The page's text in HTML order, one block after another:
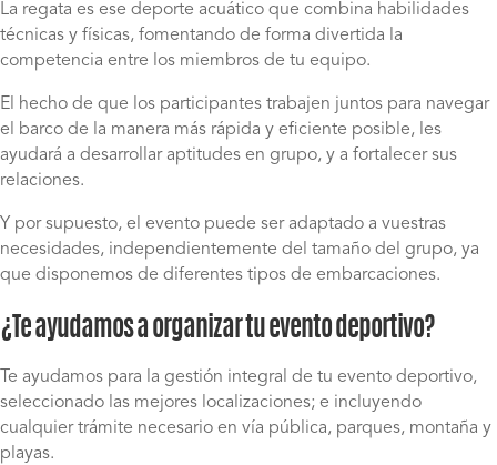
La regata es ese deporte acuático que combina habilidades
técnicas y físicas, fomentando de forma divertida la
competencia entre los miembros de tu equipo.
El hecho de que los participantes trabajen juntos para navegar
el barco de la manera más rápida y eficiente posible, les
ayudará a desarrollar aptitudes en grupo, y a fortalecer sus
relaciones.
Y por supuesto, el evento puede ser adaptado a vuestras
necesidades, independientemente del tamaño del grupo, ya
que disponemos de diferentes tipos de embarcaciones.
¿Te ayudamos a organizar tu evento deportivo?
Te ayudamos para la gestión integral de tu evento deportivo,
seleccionado las mejores localizaciones; e incluyendo
cualquier trámite necesario en vía pública, parques, montaña y
playas.